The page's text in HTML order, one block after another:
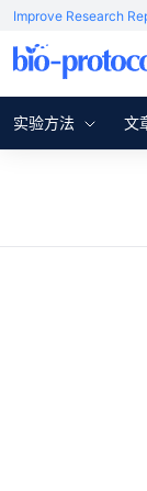
Improve Research
实验方法 文